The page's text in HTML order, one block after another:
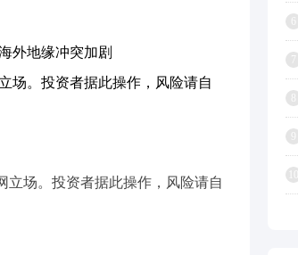
外地缘冲突加剧
场。投资者据此操作，风险请自
场。投资者据此操作，风险请自
7
9